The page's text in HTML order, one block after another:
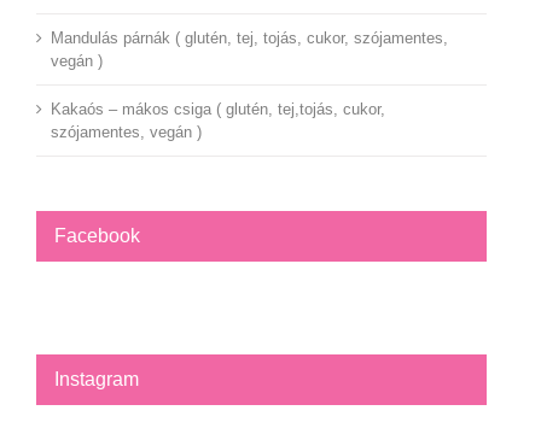
Mandulás párnák ( glutén, tej, tojás, cukor, szójamentes,
vegán )
Kakaós – mákos csiga ( glutén, tej,tojás, cukor,
szójamentes, vegán )
Facebook
Instagram